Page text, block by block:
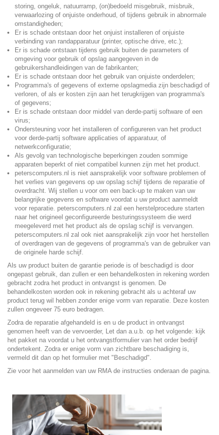
storing, ongeluk, natuurramp, (on)bedoeld misgebruik, misbruik,
verwaarlozing of onjuiste onderhoud, of tijdens gebruik in abnormale
omstandigheden;
Er is schade ontstaan door het onjuist installeren of onjuiste
verbinding van randapparatuur (printer, optische drive, etc.);
Er is schade ontstaan tijdens gebruik buiten de parameters of
omgeving voor gebruik of opslag aangegeven in de
gebruikershandleidingen van de fabrikanten;
Er is schade ontstaan door het gebruik van onjuiste onderdelen;
Programma's of gegevens of externe opslagmedia zijn beschadigd of
verloren, of als er kosten zijn aan het terugkrijgen van programma's
of gegevens;
Er is schade ontstaan door middel van derde-partij software of een
virus;
Ondersteuning voor het installeren of configureren van het product
voor derde-partij software applicaties of apparatuur, of
netwerkconfiguratie;
Als gevolg van technologische beperkingen zouden sommige
apparaten beperkt of niet compatibel kunnen zijn met het product.
peterscomputers.nl is niet aansprakelijk voor software problemen of
het verlies van gegevens op uw opslag schijf tijdens de reparatie of
overdracht. Wij stellen u voor om een back-up te maken van uw
belangrijke gegevens en software voordat u uw product aanmeldt
voor reparatie. peterscomputers.nl zal een herstelprocedure starten
naar het origineel geconfigureerde besturingssysteem die werd
meegeleverd met het product als de opslag schijf is vervangen.
peterscomputers.nl zal ook niet aansprakelijk zijn voor het herstellen
of overdragen van de gegevens of programma's van de gebruiker van
de originele harde schijf.
Als uw product buiten de garantie periode is of beschadigd is door
ongepast gebruik, dan zullen er een behandelkosten in rekening worden
gebracht zodra het product in ontvangst is genomen. De
behandelkosten worden ook in rekening gebracht als u achteraf uw
product terug wil hebben zonder enige vorm van reparatie. Deze kosten
zullen ongeveer 75 euro bedragen.
Zodra de reparatie afgehandeld is en u de product in ontvangst
genomen heeft van de vervoerder, Let dan a.u.b. op het volgende: kijk
het pakket na voordat u het ontvangstformulier van het order bedrijf
ondertekent. Zodra er enige vorm van zichtbare beschadiging is,
vermeld dit dan op het formulier met "Beschadigd".
Zie voor het aanmelden van uw RMA de instructies onderaan de pagina.